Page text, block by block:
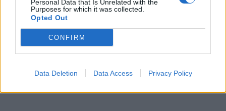
Personal Data that Is Unrelated with the
Purposes for which it was collected.
Opted Out
CONFIRM
Data Deletion Data Access Privacy Policy